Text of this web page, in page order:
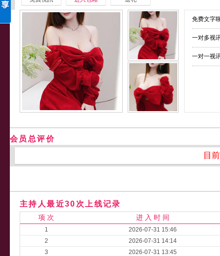
免费文字
一对多视
一对一视
会员总评价
目
主持人最近30次上线记录
项 次 进 入 时 间
1
2026-07-31 15:46
2
2026-07-31 14:14
3
2026-07-31 13:45